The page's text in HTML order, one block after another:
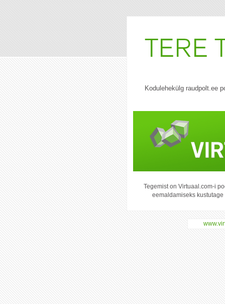
Kodulehekülg raudpolt.ee
Tegemist on Virtuaal.com-i
eemaldamiseks